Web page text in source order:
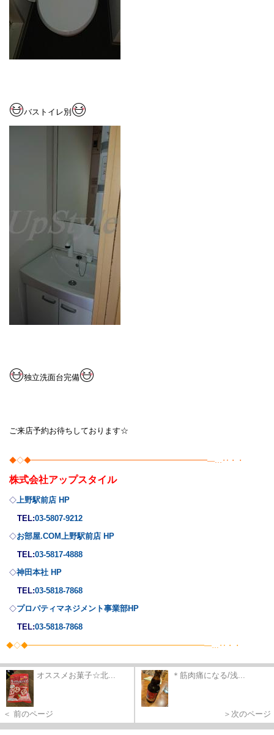
バストイレ別
独立洗面台完備
ご来店予約お待ちしております☆
◆◇◆━━━━━━━━━━━━━━━━━━━━━━━━―…‥・・
株式会社アップスタイル
◇ 上野駅前店 HP
TEL:03-5807-9212
◇お部屋.COM上野駅前店 HP
TEL:03-5817-4888
◇神田本社 HP
TEL:03-5818-7868
◇プロパティマネジメント事業部HP
TEL:03-5818-7868
◆◇◆━━━━━━━━━━━━━━━━━━━━━━━━―…‥・・
オススメお菓子☆北...
＜ 前のページ
＊筋肉痛になる/浅...
＞次のページ